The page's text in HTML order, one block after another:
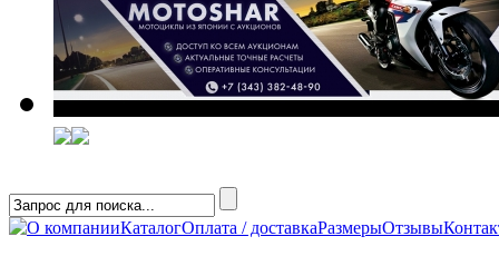
О компанииКаталогОплата / доставкаРазмерыОтзывы